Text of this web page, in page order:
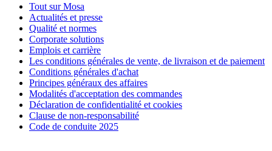
Tout sur Mosa
Actualités et presse
Qualité et normes
Corporate solutions
Emplois et carrière
Les conditions générales de vente, de livraison et de paiement
Conditions générales d'achat
Principes généraux des affaires
Modalités d'acceptation des commandes
Déclaration de confidentialité et cookies
Clause de non-responsabilité
Code de conduite 2025